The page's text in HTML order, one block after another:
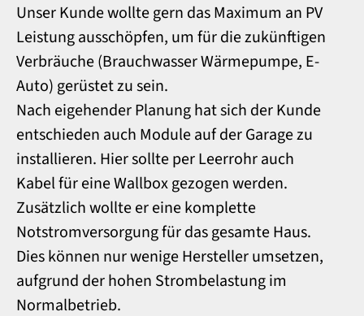
Unser Kunde wollte gern das Maximum an PV
Leistung ausschöpfen, um für die zukünftigen
Verbräuche (Brauchwasser Wärmepumpe, E-
Auto) gerüstet zu sein.
Nach eigehender Planung hat sich der Kunde
entschieden auch Module auf der Garage zu
installieren. Hier sollte per Leerrohr auch
Kabel für eine Wallbox gezogen werden.
Zusätzlich wollte er eine komplette
Notstromversorgung für das gesamte Haus.
Dies können nur wenige Hersteller umsetzen,
aufgrund der hohen Strombelastung im
Normalbetrieb.